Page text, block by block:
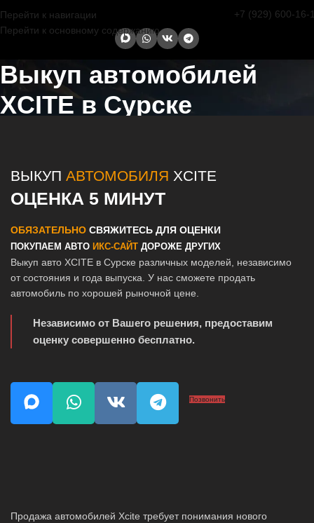
Перейти к навигации
Перейти к основному содержанию
+7 (929) 600-16-
Выкуп автомобилей
XCITE в Сурске
ВЫКУП АВТОМОБИЛЯ XCITE
ОЦЕНКА 5 МИНУТ
ОБЯЗАТЕЛЬНО СВЯЖИТЕСЬ ДЛЯ ОЦЕНКИ
ПОКУПАЕМ АВТО ИКС-САЙТ ДОРОЖЕ ДРУГИХ
Выкуп авто XCITE в Сурске различных моделей, независимо
от состояния и года выпуска. У нас сможете продать
автомобиль по хорошей рыночной цене.
Независимо от Вашего решения, предоставим
оценку совершенно бесплатно.
Позвонить
Продажа автомобилей Xcite требует понимания нового